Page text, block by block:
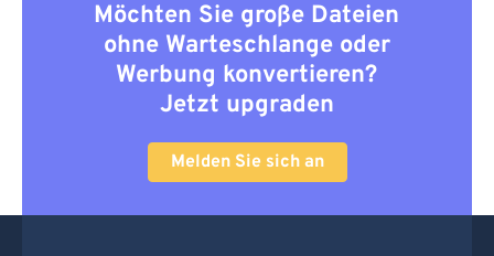
Möchten Sie große Dateien
ohne Warteschlange oder
Werbung konvertieren?
Jetzt upgraden
Melden Sie sich an